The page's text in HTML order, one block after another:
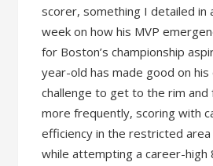
scorer, something I detailed in
week on how his MVP
for Boston’s championship
year-old has made good on
challenge to get to the rim
more frequently, scoring with
efficiency in the restricted
while attempting a career-high